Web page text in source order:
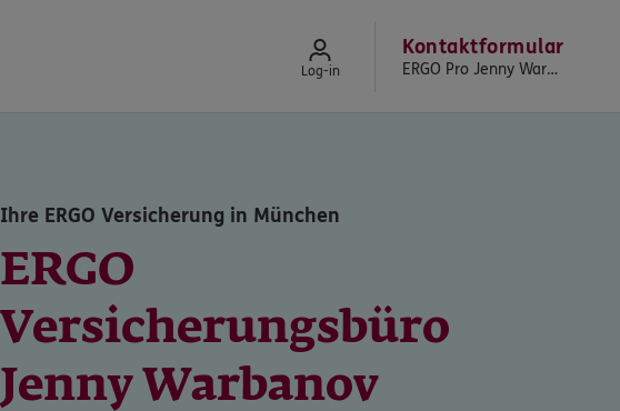
Log-in ERGO Pro Jenny Warbanov
Kontaktformular
Ihre ERGO Versicherung in München
ERGO
Versicherungsbüro
Jenny Warbanov